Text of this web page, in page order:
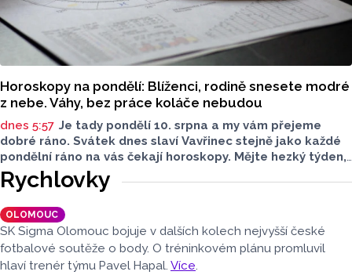
Horoskopy na pondělí: Blíženci, rodině snesete modré
z nebe. Váhy, bez práce koláče nebudou
dnes 5:57 Je tady pondělí 10. srpna a my vám přejeme
dobré ráno. Svátek dnes slaví Vavřinec stejně jako každé
pondělní ráno na vás čekají horoskopy. Mějte hezký týden,
ať se vám daří.
Rychlovky
OLOMOUC
SK Sigma Olomouc bojuje v dalších kolech nejvyšší české
fotbalové soutěže o body. O tréninkovém plánu promluvil
hlaví trenér týmu Pavel Hapal. Více.